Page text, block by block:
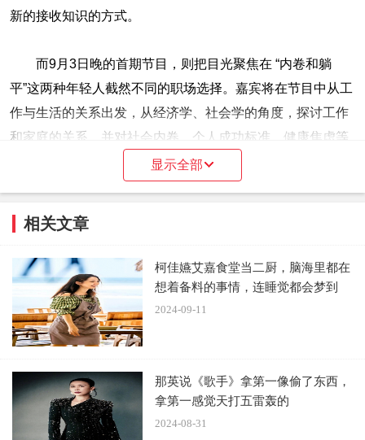
新的接收知识的方式。
而9月3日晚的首期节目，则把目光聚焦在 “内卷和躺
平”这两种年轻人截然不同的职场选择。嘉宾将在节目中从工
作与生活的关系出发，从经济学、社会学的角度，探讨工作
和家庭的关系，并对社会内卷、个人成功标准、健康焦虑等
根据目前公布的海报，首期节目嘉宾除了主持人李诞，
还包括笑果首席编剧、脱口秀演员程璐、武汉大学讲师陈
铭、东北证券首席经济学家付鹏、复旦大学社会学副教授沈
出发，就内卷还是躺平，发表自己的观点。
为了促进多元观点碰撞，节目会将嘉宾分为两组，两位
显示全部
相关文章
柯佳嬿艾嘉食堂当二厨，脑海里都在
想着备料的事情，连睡觉都会梦到
2024-09-11
那英说《歌手》拿第一像偷了东西，
拿第一感觉天打五雷轰的
2024-08-31